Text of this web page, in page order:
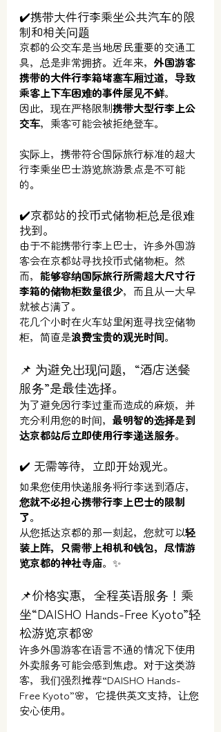
✔️携带大件行李乘坐公共汽车的限
制和相关问题
京都的公交车是当地居民重要的交通工
具，总是非常拥挤。近年来， 外国游客
携带的大件行李箱堵塞车厢过道，导致
乘客上下车困难的事件屡见不鲜。
因此， 现在严格限制携带大型行李上公
交车，乘客可能会被拒绝登车。
实际上，携带符合国际旅行标准的超大
行李乘坐巴士游览旅游景点是不可能
的。
✔️京都站的投币式储物柜总是很难
找到。
由于不能携带行李上巴士，许多外国游
客会在京都站寻找投币式储物柜。然
而， 能够容纳国际旅行所需超大尺寸行
李箱的储物柜数量很少，而且从一大早
就被占满了。
花几个小时在火车站里闲逛寻找空储物
柜， 简直是浪费宝贵的观光时间。
📌 为避免出现问题，“酒店送餐
服务”是最佳选择。
为了避免因行李过重而造成的麻烦，并
充分利用您的时间， 最明智的选择是到
达京都站后立即使用行李递送服务。
✔️ 无需等待，立即开始观光。
如果您使用快递服务将行李送到酒店，
您就不必担心携带行李上巴士的限制
了。
从您抵达京都的那一刻起， 您就可以轻
装上阵，只需带上相机和钱包，尽情游
览京都的神社寺庙。✨
📌价格实惠，全程英语服务！乘
坐“DAISHO Hands-Free Kyoto”轻
松游览京都🌸
许多外国游客在语言不通的情况下使用
外卖服务可能会感到焦虑。对于这类游
客，我们强烈推荐“DAISHO Hands-
Free Kyoto”🌸，它提供英文支持，让您
安心使用。